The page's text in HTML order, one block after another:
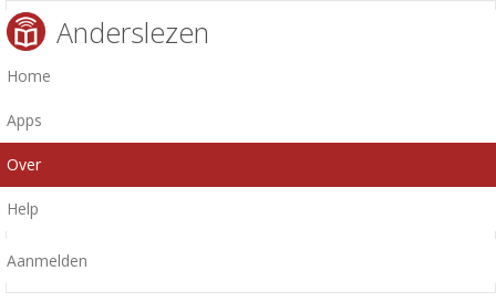
Anderslezen
Home
Apps
Over
Help
Aanmelden